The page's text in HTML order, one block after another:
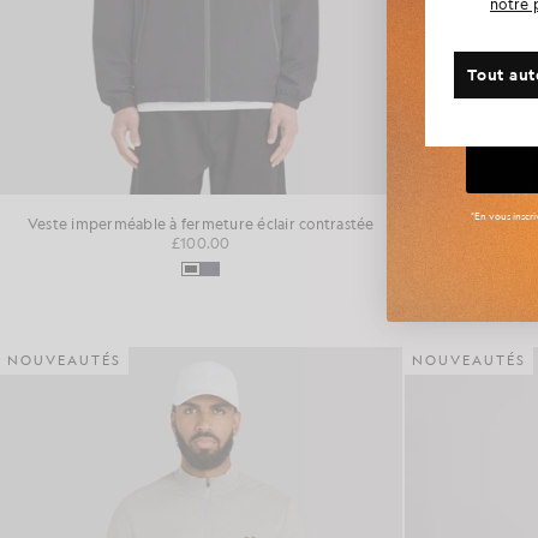
Veste imperméable à fermeture éclair contrastée
£100.00
NOUVEAUTÉS NOUVEAUTÉS
Tout
*En vous